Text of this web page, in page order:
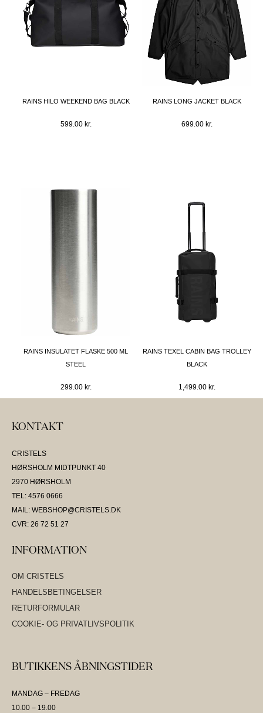
RAINS HILO WEEKEND BAG BLACK
599.00 kr.
RAINS LONG JACKET BLACK
699.00 kr.
RAINS INSULATET FLASKE 500 ML
STEEL
299.00 kr.
RAINS TEXEL CABIN BAG TROLLEY
BLACK
1,499.00 kr.
KONTAKT
CRISTELS
HØRSHOLM MIDTPUNKT 40
2970 HØRSHOLM
TEL: 4576 0666
MAIL: WEBSHOP@CRISTELS.DK
CVR: 26 72 51 27
INFORMATION
OM CRISTELS
HANDELSBETINGELSER
RETURFORMULAR
COOKIE- OG PRIVATLIVSPOLITIK
BUTIKKENS ÅBNINGSTIDER
MANDAG – FREDAG
10.00 – 19.00